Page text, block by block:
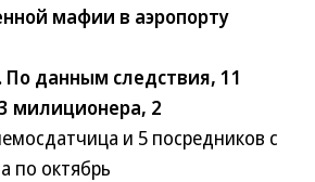
мафии в аэропорту
данным следствия, 11
милиционера, 2
и 5 посредников с
по октябрь